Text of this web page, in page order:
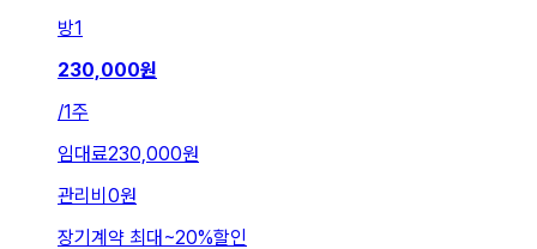
방1
230,000원
/1주
임대료230,000원
관리비 0원
장기계약 최대~20%할인